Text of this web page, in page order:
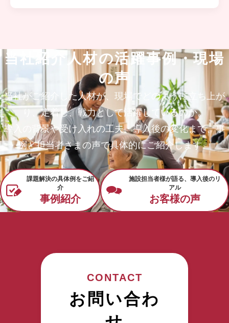
当社紹介人材の活躍事例・現場
の声
当社がご紹介した人材が、現場でどのように立ち上が
り、定着し、戦力として活躍しているのか。
導入の背景や受け入れの工夫、導入後の変化まで、事
例と担当者さまの声で具体的にご紹介します。
課題解決の具体例をご紹
介
事例紹介
施設担当者様が語る、導入後のリ
アル
お客様の声
CONTACT
お問い合わ